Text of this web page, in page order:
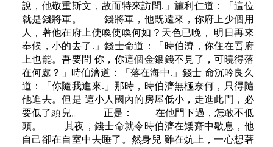
說，他敬重斯文，故而特來訪問.」施利仁道：「這位
就是錢將軍。 錢將軍，他既遠來，你府上少個用
人，著他在府上使喚使喚何如？天色已晚， 明日再來
奉候，小的去了.」錢士命道：「時伯濟，你住在吾府
上也罷。吾要問 你，你這個金銀錢不見了，可曉得落
在何處？」時伯濟道：「落在海中.」錢士 命沉吟良久
道：「你隨我進來.」那時，時伯濟無極奈何，只得隨
他進去。但是 這小人國內的房屋低小，走進此門，必
要低了頭兒。 正是： 在他門下過，怎敢不低
頭。 其夜，錢士命就令時伯濟在矮齋中歇息，他
自己卻在自室中去睡了。然身兒 雖在炕上，一心想著